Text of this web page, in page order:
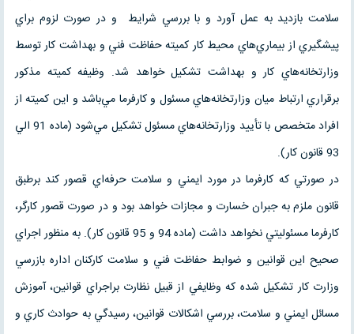
سلامت بازديد به عمل آورد و با بررسي شرايط و در صورت لزوم براي
پيشگيري از بيماري‌هاي محيط كار كميته حفاظت فني و بهداشت كار توسط
وزارتخانه‌هاي كار و بهداشت تشكيل خواهد شد. وظيفه كميته مذكور
برقراري ارتباط ميان وزارتخانه‌هاي مسئول و كارفرما مي‌باشد و اين كميته از
افراد متخصص با تأييد وزارتخانه‌هاي مسئول تشكيل مي‌شود (ماده 91 الي
93 قانون كار).
در صورتي كه كارفرما در مورد ايمني و سلامت حرفه‌اي قصور كند برطبق
قانون ملزم به جبران خسارت و مجازات خواهد بود و در صورت قصور كارگر،
كارفرما مسئوليتي نخواهد داشت (ماده 94 و 95 قانون كار). به منظور اجراي
صحيح اين قوانين و ضوابط حفاظت فني و سلامت كاركنان اداره بازرسي
وزارت كار تشكيل شده كه وظايفي از قبيل نظارت براجراي قوانين، آموزش
مسائل ايمني و سلامت، بررسي اشكالات قوانين، رسيدگي به حوادث كاري و